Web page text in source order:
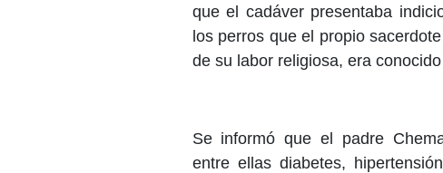
que el cadáver presentaba
los perros que el propio
de su labor religiosa, era
Se informó que el padre
entre ellas diabetes,